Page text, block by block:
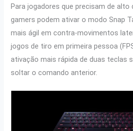
Para jogadores que precisam de alto
gamers podem ativar o modo Snap
mais ágil em contra-movimentos
jogos de tiro em primeira pessoa
ativação mais rápida de duas teclas
soltar o comando anterior.